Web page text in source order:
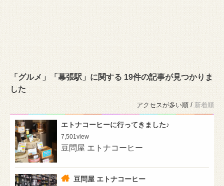
「グルメ」「幕張駅」に関する 19件の記事が見つかりま
した
アクセスが多い順 / 新着順
エトナコーヒーに行ってきました♪
7,501 view
豆問屋 エトナコーヒー
豆問屋 エトナコーヒー